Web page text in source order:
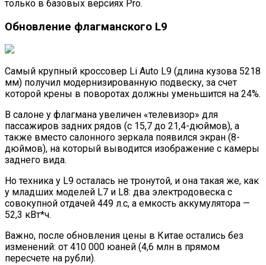
только в базовых версиях Pro.
Обновление флагманского L9
Самый крупный кроссовер Li Auto L9 (длина кузова 5218
мм) получил модернизированную подвеску, за счет
которой крены в поворотах должны уменьшится на 24%.
В салоне у флагмана увеличен «телевизор» для
пассажиров задних рядов (с 15,7 до 21,4-дюймов), а
также вместо салонного зеркала появился экран (8-
дюймов), на который выводится изображение с камеры
заднего вида.
Но техника у L9 осталась не тронутой, и она такая же, как
у младших моделей L7 и L8: два электродовеска с
совокупной отдачей 449 л.с, а емкость аккумулятора —
52,3 кВт*ч.
Важно, после обновления цены в Китае остались без
изменений: от 410 000 юаней (4,6 млн в прямом
пересчете на рубли).